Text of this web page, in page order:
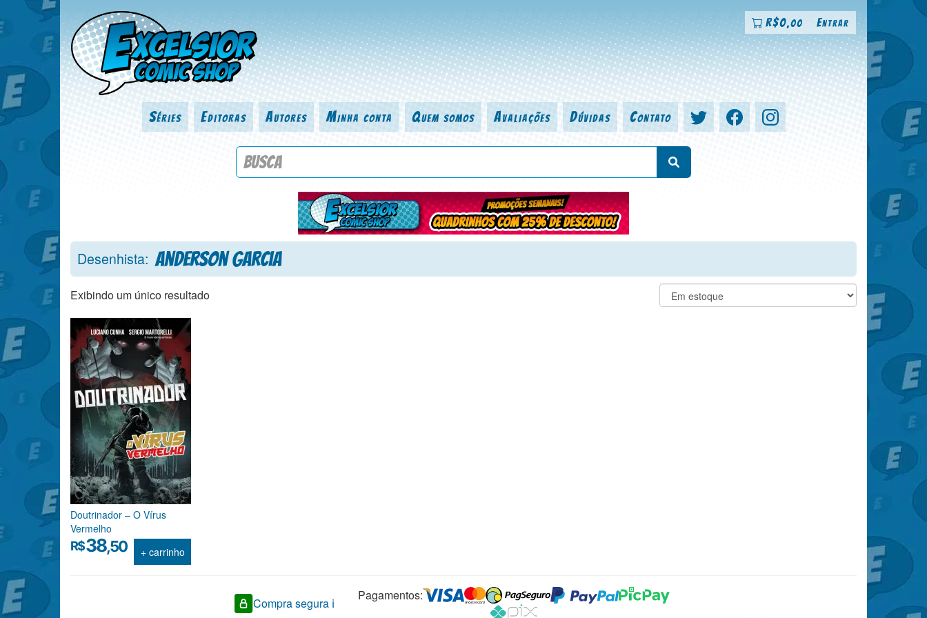
R$0,00 Entrar
Séries Editoras Autores Minha conta Quem somos Avaliações Dúvidas Contato
Procure por título da revista, personagem, série, escritor, desenhista, arte-finalista, colorista
Desenhista: Anderson Garcia
Exibindo um único resultado
Doutrinador – O Vírus
Vermelho
R$38,50 + carrinho
Compra segura ℹ️
Pagamentos: